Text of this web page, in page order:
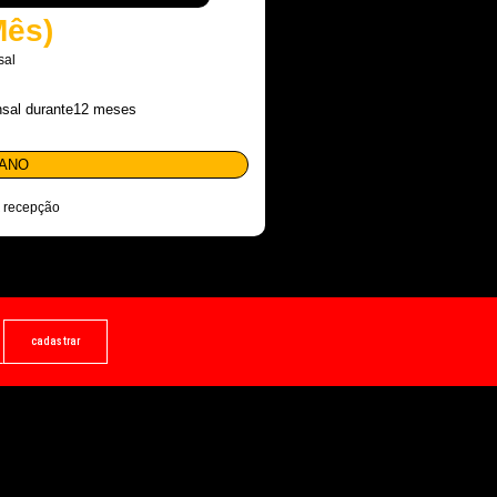
durante12 meses
recepção
cadastrar